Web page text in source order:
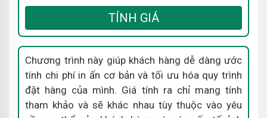
TÍNH GIÁ
Chương trình này giúp khách hàng dễ dàng ước
tính chi phí in ấn cơ bản và tối ưu hóa quy trình
đặt hàng của mình. Giá tính ra chỉ mang tính
tham khảo và sẽ khác nhau tùy thuộc vào yêu